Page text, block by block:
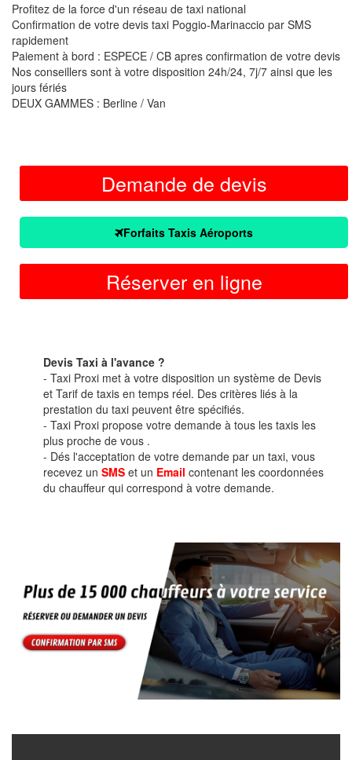
Profitez de la force d'un réseau de taxi national
Confirmation de votre devis taxi Poggio-Marinaccio par SMS
rapidement
Paiement à bord : ESPECE / CB apres confirmation de votre devis
Nos conseillers sont à votre disposition 24h/24, 7j/7 ainsi que les
jours fériés
DEUX GAMMES : Berline / Van
Demande de devis
Forfaits Taxis Aéroports
Réserver en ligne
Devis Taxi à l'avance ?
- Taxi Proxi met à votre disposition un système de Devis
et Tarif de taxis en temps réel. Des critères liés à la
prestation du taxi peuvent être spécifiés.
- Taxi Proxi propose votre demande à tous les taxis les
plus proche de vous .
- Dés l'acceptation de votre demande par un taxi, vous
recevez un SMS et un Email contenant les coordonnées
du chauffeur qui correspond à votre demande.